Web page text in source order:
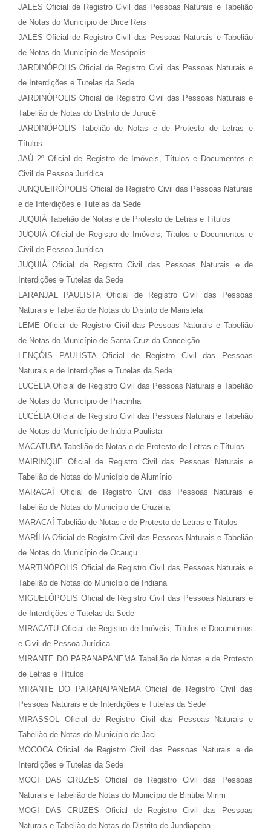
JALES Oficial de Registro Civil das Pessoas Naturais e Tabelião
de Notas do Município de Dirce Reis
JALES Oficial de Registro Civil das Pessoas Naturais e Tabelião
de Notas do Município de Mesópolis
JARDINÓPOLIS Oficial de Registro Civil das Pessoas Naturais e
de Interdições e Tutelas da Sede
JARDINÓPOLIS Oficial de Registro Civil das Pessoas Naturais e
Tabelião de Notas do Distrito de Jurucê
JARDINÓPOLIS Tabelião de Notas e de Protesto de Letras e
Títulos
JAÚ 2º Oficial de Registro de Imóveis, Títulos e Documentos e
Civil de Pessoa Jurídica
JUNQUEIRÓPOLIS Oficial de Registro Civil das Pessoas Naturais
e de Interdições e Tutelas da Sede
JUQUIÁ Tabelião de Notas e de Protesto de Letras e Títulos
JUQUIÁ Oficial de Registro de Imóveis, Títulos e Documentos e
Civil de Pessoa Jurídica
JUQUIÁ Oficial de Registro Civil das Pessoas Naturais e de
Interdições e Tutelas da Sede
LARANJAL PAULISTA Oficial de Registro Civil das Pessoas
Naturais e Tabelião de Notas do Distrito de Maristela
LEME Oficial de Registro Civil das Pessoas Naturais e Tabelião
de Notas do Município de Santa Cruz da Conceição
LENÇÓIS PAULISTA Oficial de Registro Civil das Pessoas
Naturais e de Interdições e Tutelas da Sede
LUCÉLIA Oficial de Registro Civil das Pessoas Naturais e Tabelião
de Notas do Município de Pracinha
LUCÉLIA Oficial de Registro Civil das Pessoas Naturais e Tabelião
de Notas do Município de Inúbia Paulista
MACATUBA Tabelião de Notas e de Protesto de Letras e Títulos
MAIRINQUE Oficial de Registro Civil das Pessoas Naturais e
Tabelião de Notas do Município de Alumínio
MARACAÍ Oficial de Registro Civil das Pessoas Naturais e
Tabelião de Notas do Município de Cruzália
MARACAÍ Tabelião de Notas e de Protesto de Letras e Títulos
MARÍLIA Oficial de Registro Civil das Pessoas Naturais e Tabelião
de Notas do Município de Ocauçu
MARTINÓPOLIS Oficial de Registro Civil das Pessoas Naturais e
Tabelião de Notas do Município de Indiana
MIGUELÓPOLIS Oficial de Registro Civil das Pessoas Naturais e
de Interdições e Tutelas da Sede
MIRACATU Oficial de Registro de Imóveis, Títulos e Documentos
e Civil de Pessoa Jurídica
MIRANTE DO PARANAPANEMA Tabelião de Notas e de Protesto
de Letras e Títulos
MIRANTE DO PARANAPANEMA Oficial de Registro Civil das
Pessoas Naturais e de Interdições e Tutelas da Sede
MIRASSOL Oficial de Registro Civil das Pessoas Naturais e
Tabelião de Notas do Município de Jaci
MOCOCA Oficial de Registro Civil das Pessoas Naturais e de
Interdições e Tutelas da Sede
MOGI DAS CRUZES Oficial de Registro Civil das Pessoas
Naturais e Tabelião de Notas do Município de Biritiba Mirim
MOGI DAS CRUZES Oficial de Registro Civil das Pessoas
Naturais e Tabelião de Notas do Distrito de Jundiapeba